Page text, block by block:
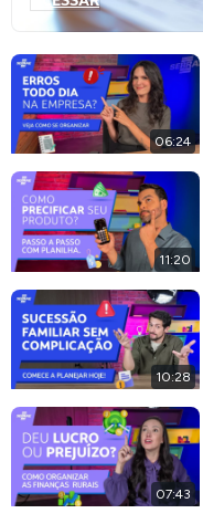
06:24
11:20
10:28
07:43